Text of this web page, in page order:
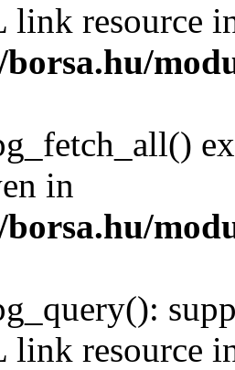
link resource
in
link resource